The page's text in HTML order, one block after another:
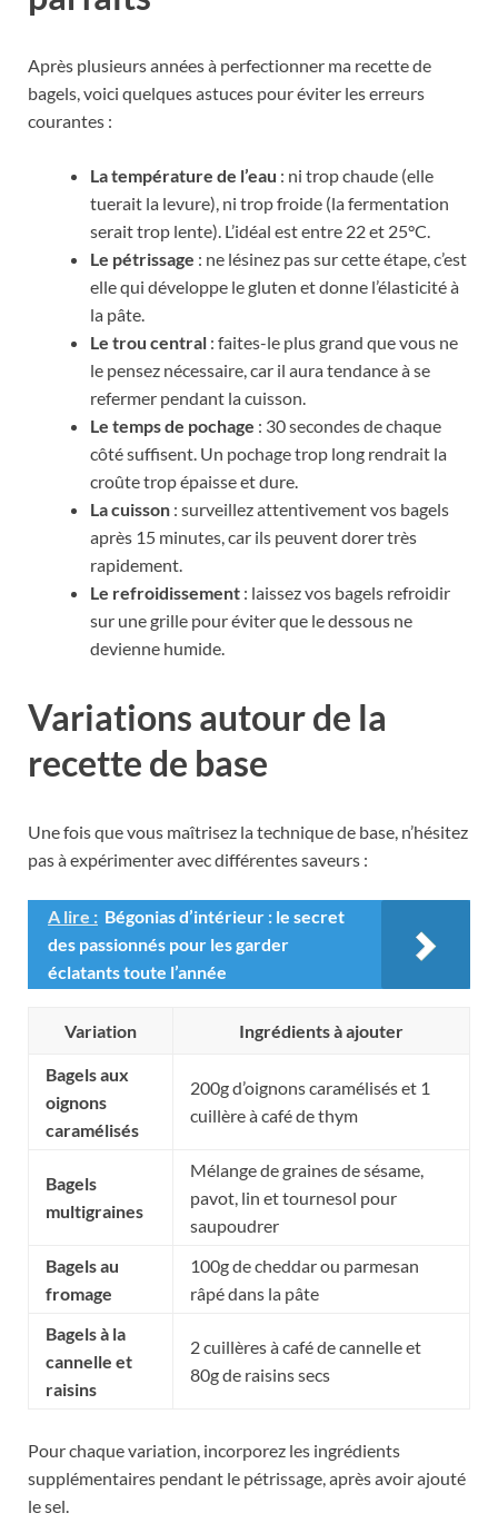
Après plusieurs années à perfectionner ma recette de
bagels, voici quelques astuces pour éviter les erreurs
courantes :
La température de l’eau : ni trop chaude (elle
tuerait la levure), ni trop froide (la fermentation
serait trop lente). L’idéal est entre 22 et 25°C.
Le pétrissage : ne lésinez pas sur cette étape, c’est
elle qui développe le gluten et donne l’élasticité à
la pâte.
Le trou central : faites-le plus grand que vous ne
le pensez nécessaire, car il aura tendance à se
refermer pendant la cuisson.
Le temps de pochage : 30 secondes de chaque
côté suffisent. Un pochage trop long rendrait la
croûte trop épaisse et dure.
La cuisson : surveillez attentivement vos bagels
après 15 minutes, car ils peuvent dorer très
rapidement.
Le refroidissement : laissez vos bagels refroidir
sur une grille pour éviter que le dessous ne
devienne humide.
Variations autour de la
recette de base
Une fois que vous maîtrisez la technique de base, n’hésitez
pas à expérimenter avec différentes saveurs :
A lire : Bégonias d’intérieur : le secret
des passionnés pour les garder
éclatants toute l’année
Variation Ingrédients à ajouter
Bagels aux
oignons
caramélisés
200g d’oignons caramélisés et 1
cuillère à café de thym
Bagels
multigraines
Mélange de graines de sésame,
pavot, lin et tournesol pour
saupoudrer
Bagels au
fromage
100g de cheddar ou parmesan
râpé dans la pâte
Bagels à la
cannelle et
raisins
2 cuillères à café de cannelle et
80g de raisins secs
Pour chaque variation, incorporez les ingrédients
supplémentaires pendant le pétrissage, après avoir ajouté
le sel.